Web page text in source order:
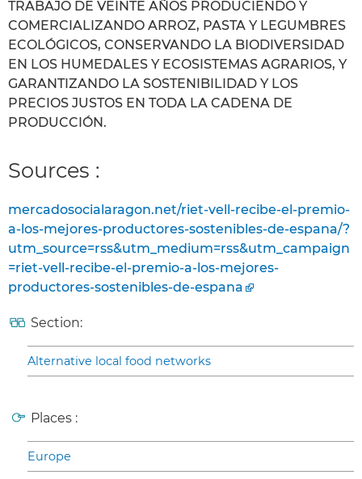
TRABAJO DE VEINTE AÑOS PRODUCIENDO Y
COMERCIALIZANDO ARROZ, PASTA Y LEGUMBRES
ECOLÓGICOS, CONSERVANDO LA BIODIVERSIDAD
EN LOS HUMEDALES Y ECOSISTEMAS AGRARIOS, Y
GARANTIZANDO LA SOSTENIBILIDAD Y LOS
PRECIOS JUSTOS EN TODA LA CADENA DE
PRODUCCIÓN.
Sources :
mercadosocialaragon.net/riet-vell-recibe-el-premio-
a-los-mejores-productores-sostenibles-de-espana/?
utm_source=rss&utm_medium=rss&utm_campaign
=riet-vell-recibe-el-premio-a-los-mejores-
productores-sostenibles-de-espana
Section:
Alternative local food networks
Places :
Europe